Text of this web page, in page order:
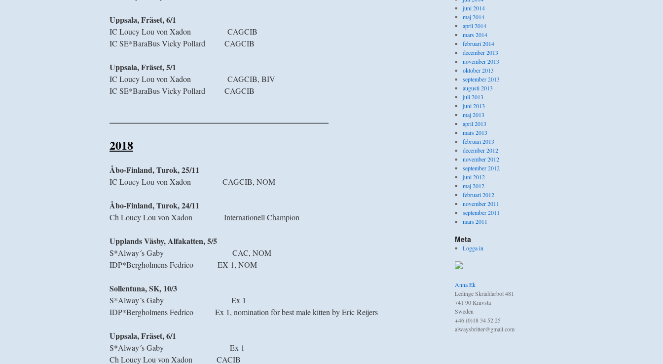
Uppsala, Fräset, 6/1
IC Loucy Lou von Xadon
CAGCIB
IC SE*BaraBus Vicky Pollard
CAGCIB
Uppsala, Fräset, 5/1
IC Loucy Lou von Xadon
CAGCIB, BIV
IC SE*BaraBus Vicky Pollard
CAGCIB
2018
Åbo-Finland, Turok, 25/11
IC Loucy Lou von Xadon CAGCIB, NOM
Åbo-Finland, Turok, 24/11
Ch Loucy Lou von Xadon Internationell Champion
Upplands Väsby, Alfakatten, 5/5
S*Alway´s Gaby CAC, NOM
IDP*Bergholmens Fedrico EX 1, NOM
Sollentuna, SK, 10/3
S*Alway´s Gaby Ex 1
IDP*Bergholmens Fedrico Ex 1, nomination för best male kitten by Eric Reijers
Uppsala, Fräset, 6/1
S*Alway´s Gaby Ex 1
Ch Loucy Lou von Xadon CACIB
juni 2014
maj 2014
april 2014
mars 2014
februari 2014
december 2013
november 2013
oktober 2013
september 2013
augusti 2013
juli 2013
juni 2013
maj 2013
april 2013
mars 2013
februari 2013
december 2012
november 2012
september 2012
juni 2012
maj 2012
februari 2012
november 2011
september 2011
mars 2011
Meta
Logga in
Anna Ek
Ledinge Skräddarbol 481
741 90 Knivsta
Sweden
+46 (0)18 34 52 25
alwaysbritter@gmail.com